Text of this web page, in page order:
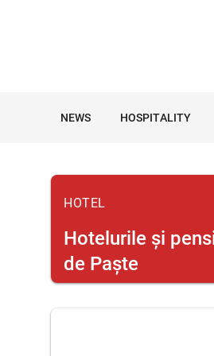
NEWS HOSPITALITY
HOTEL
Hotelurile și
de Paște